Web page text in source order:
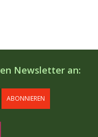
Newsletter an:
ABONNIEREN